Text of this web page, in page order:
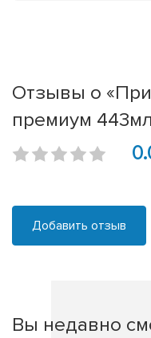
Отзывы о
премиум
Добавить отзыв
Вы недавно